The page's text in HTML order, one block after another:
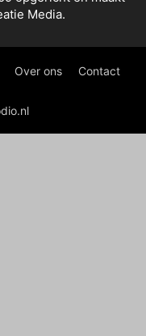
Media.
Over ons Contact